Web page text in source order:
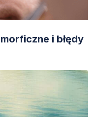
i błędy